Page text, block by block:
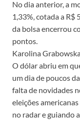
No dia anterior, a
1,33%, cotada a R$
da bolsa encerrou
pontos.
Karolina
O dólar abriu em
um dia de poucos
falta de novidades
eleições
no radar e guiando